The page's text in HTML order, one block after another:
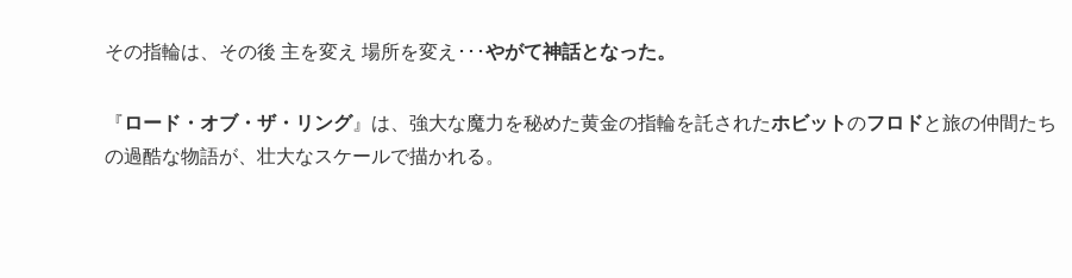
その指輪は、その後 主を変え 場所を変え･･･やがて神話となった。
『 ロード・オブ・ザ・リング』は、強大な魔力を秘めた黄金の指輪を託されたホビットのフロドと旅の仲間たち
の過酷な物語が、壮大なスケールで描かれる。